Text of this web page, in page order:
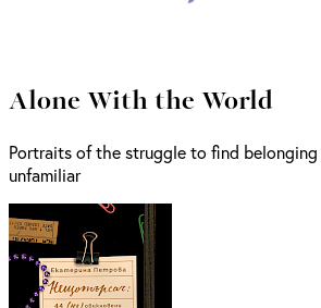
Alone With the World
Portraits of the struggle to find
unfamiliar